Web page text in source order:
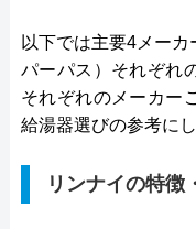
以下では主要4メーカ
パーパス）それぞれ
それぞれのメーカー
給湯器選びの参考に
リンナイの特徴